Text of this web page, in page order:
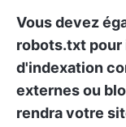
Vous devez
robots.txt pour
d'indexation
externes ou
rendra votre